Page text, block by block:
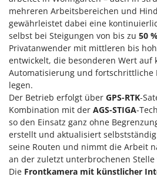
Mähroboter
Maisentkörnungsmaschinen
Manuelle Heckenscheren
Mehrzweck-Sauggeräte
Minibacköfen
Motorhacken - Gartenfräsen
Motorspritzen
Mulcher für Traktor
N
Notstromaggregat
Famag
Famur
FARMER
FBC
Ferroni
Ferrua
FIAC
FIEM
Fimar
mehreren Arbeitsbereichen und
gewährleistet dabei eine
selbst bei Steigungen von bis zu 50
Privatanwender mit mittleren bis
entwickelt, die besonderen Wert auf
Automatisierung und fortschrittliche
legen.
Der Betrieb erfolgt über GPS-RTK-
Kombination mit der AGS-STIGA-
so den Einsatz ganz ohne
erstellt und aktualisiert
seine Routen und nimmt die Arbeit
an der zuletzt unterbrochenen
Die Frontkamera mit künstlicher